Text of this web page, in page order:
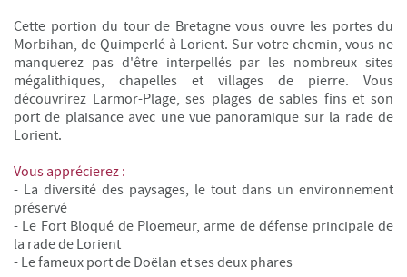
Cette portion du tour de Bretagne vous ouvre les portes du
Morbihan, de Quimperlé à Lorient. Sur votre chemin, vous ne
manquerez pas d'être interpellés par les nombreux sites
mégalithiques, chapelles et villages de pierre. Vous
découvrirez Larmor-Plage, ses plages de sables fins et son
port de plaisance avec une vue panoramique sur la rade de
Lorient.
Vous apprécierez :
- La diversité des paysages, le tout dans un environnement
préservé
- Le Fort Bloqué de Ploemeur, arme de défense principale de
la rade de Lorient
- Le fameux port de Doëlan et ses deux phares